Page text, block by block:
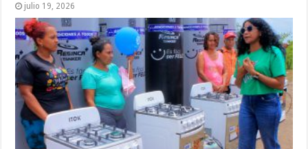
julio 19, 2026